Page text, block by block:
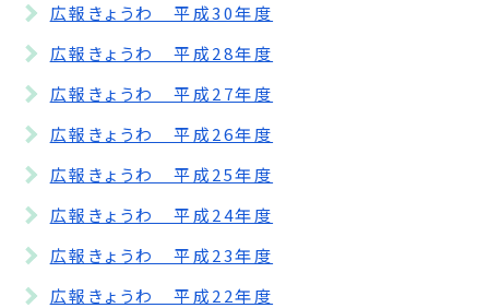
広報きょうわ 平成30年度
広報きょうわ 平成28年度
広報きょうわ 平成27年度
広報きょうわ 平成26年度
広報きょうわ 平成25年度
広報きょうわ 平成24年度
広報きょうわ 平成23年度
広報きょうわ 平成22年度